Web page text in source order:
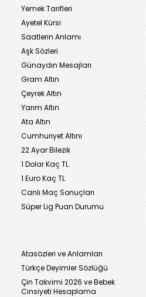
Yemek Tarifleri
Ayetel Kürsi
Saatlerin Anlamı
Aşk Sözleri
Günaydın Mesajları
Gram Altın
Çeyrek Altın
Yarım Altın
Ata Altın
Cumhuriyet Altını
22 Ayar Bilezik
1 Dolar Kaç TL
1 Euro Kaç TL
Canlı Maç Sonuçları
Süper Lig Puan Durumu
Atasözleri ve Anlamları
Türkçe Deyimler Sözlüğü
Çin Takvimi 2026 ve Bebek
Cinsiyeti Hesaplama